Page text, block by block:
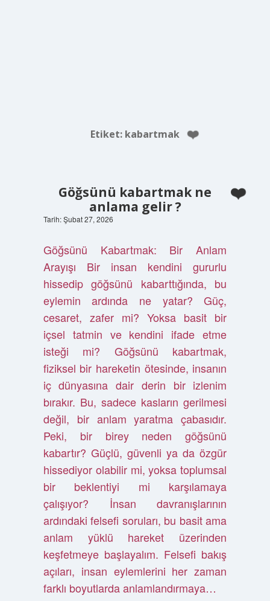
Etiket: kabartmak
Göğsünü kabartmak ne
anlama gelir ?
Tarih: Şubat 27, 2026
Göğsünü Kabartmak: Bir Anlam
Arayışı Bir insan kendini gururlu
hissedip göğsünü kabarttığında, bu
eylemin ardında ne yatar? Güç,
cesaret, zafer mi? Yoksa basit bir
içsel tatmin ve kendini ifade etme
isteği mi? Göğsünü kabartmak,
fiziksel bir hareketin ötesinde, insanın
iç dünyasına dair derin bir izlenim
bırakır. Bu, sadece kasların gerilmesi
değil, bir anlam yaratma çabasıdır.
Peki, bir birey neden göğsünü
kabartır? Güçlü, güvenli ya da özgür
hissediyor olabilir mi, yoksa toplumsal
bir beklentiyi mi karşılamaya
çalışıyor? İnsan davranışlarının
ardındaki felsefi soruları, bu basit ama
anlam yüklü hareket üzerinden
keşfetmeye başlayalım. Felsefi bakış
açıları, insan eylemlerini her zaman
farklı boyutlarda anlamlandırmaya…